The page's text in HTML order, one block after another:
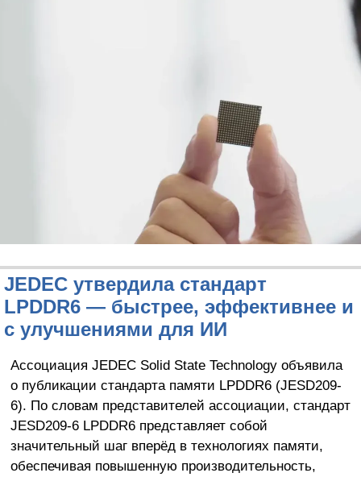
JEDEC утвердила стандарт
LPDDR6 — быстрее, эффективнее и
с улучшениями для ИИ
Ассоциация JEDEC Solid State Technology объявила
о публикации стандарта памяти LPDDR6 (JESD209-
6). По словам представителей ассоциации, стандарт
JESD209-6 LPDDR6 представляет собой
значительный шаг вперёд в технологиях памяти,
обеспечивая повышенную производительность,